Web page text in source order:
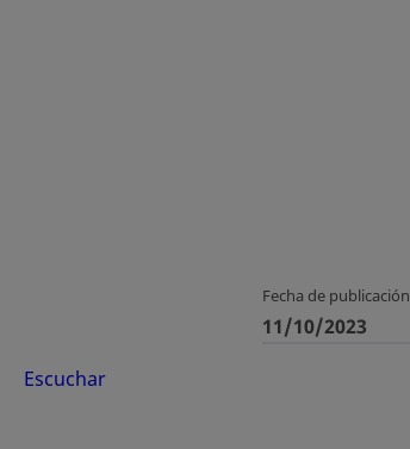
Fecha de publicación
11/10/2023
Escuchar